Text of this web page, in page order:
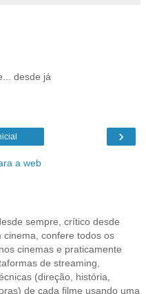
desde já
›
a web
sempre, crítico desde
confere todos os
cinemas e praticamente
de streaming,
(direção, história,
de cada filme usando uma